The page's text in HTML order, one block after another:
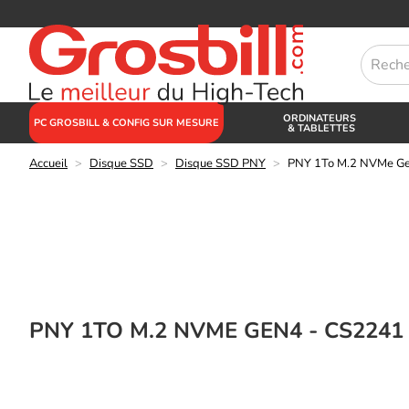
PC GROSBILL & CONFIG SUR MESURE ORDINATEURS
& TABLETTES
Accueil > Disque SSD > Disque SSD PNY > PNY 1To M.2 NVMe
PNY 1TO M.2 NVME GEN4 - CS2241